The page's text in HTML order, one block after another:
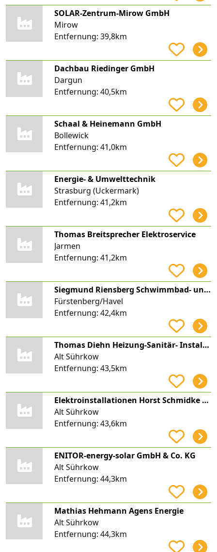
SOLAR-Zentrum-Mirow GmbH
Mirow
Entfernung: 39,8km
Dachbau Riedinger GmbH
Dargun
Entfernung: 40,5km
Schaal & Heinemann GmbH
Bollewick
Entfernung: 41,0km
Energie- & Umwelttechnik
Strasburg (Uckermark)
Entfernung: 41,2km
Thomas Breitsprecher Elektroservice
Jarmen
Entfernung: 41,2km
Siegmund Riensberg Schwimmbad- und Saunabau
Fürstenberg/Havel
Entfernung: 42,4km
Thomas Diehn Heizung-Sanitär- Installation
Alt Sührkow
Entfernung: 43,5km
Elektroinstallationen Horst Schmidke GmbH
Alt Sührkow
Entfernung: 43,6km
ENITOR-energy-solar GmbH & Co. KG
Alt Sührkow
Entfernung: 44,3km
Mathias Hehmann Agens Energie
Alt Sührkow
Entfernung: 44,3km